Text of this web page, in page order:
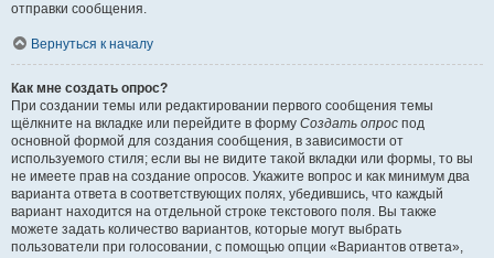
отправки сообщения.
Вернуться к началу
Как мне создать опрос?
При создании темы или редактировании первого сообщения темы
щёлкните на вкладке или перейдите в форму Создать опрос под
основной формой для создания сообщения, в зависимости от
используемого стиля; если вы не видите такой вкладки или формы, то вы
не имеете прав на создание опросов. Укажите вопрос и как минимум два
варианта ответа в соответствующих полях, убедившись, что каждый
вариант находится на отдельной строке текстового поля. Вы также
можете задать количество вариантов, которые могут выбрать
пользователи при голосовании, с помощью опции «Вариантов ответа»,